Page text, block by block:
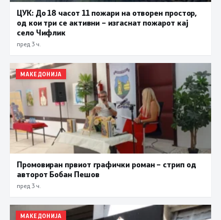
ЦУК: До 18 часот 11 пожари на отворен простор,
од кои три се активни – изгаснат пожарот кај
село Чифлик
пред 3 ч.
МАКЕДОНИЈА
Промовиран првиот графички роман – стрип од
авторот Бобан Пешов
пред 3 ч.
МАКЕДОНИЈА